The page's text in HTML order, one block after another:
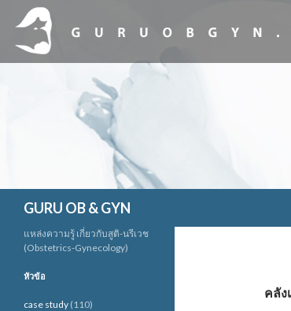
GURU OB & GYN
คลัง
แหล่งความรู้ เกี่ยวกับสูติ-นรีเวช
(Obstetrics-Gynecology)
หัวข้อ
case study (110)